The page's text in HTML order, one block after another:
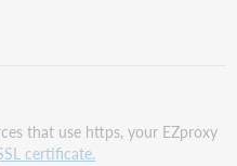
that use https, your EZproxy
certificate.